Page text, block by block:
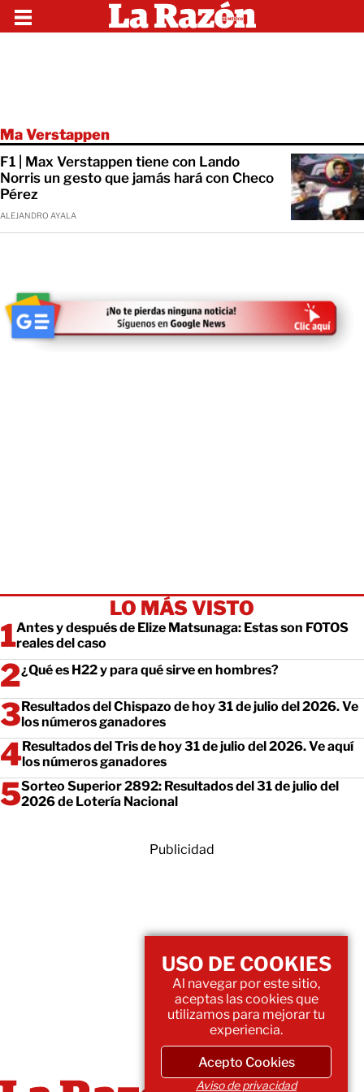
Ma Verstappen
F1 | Max Verstappen tiene con Lando
Norris un gesto que jamás hará con Checo
Pérez
ALEJANDRO AYALA
LO MÁS VISTO
Antes y después de Elize Matsunaga: Estas son FOTOS
reales del caso
¿Qué es H22 y para qué sirve en hombres?
Resultados del Chispazo de hoy 31 de julio del 2026. Ve
los números ganadores
Resultados del Tris de hoy 31 de julio del 2026. Ve aquí
los números ganadores
Sorteo Superior 2892: Resultados del 31 de julio del
2026 de Lotería Nacional
Publicidad
USO DE COOKIES
Al navegar por este sitio,
aceptas las cookies que
utilizamos para mejorar tu
experiencia.
Acepto Cookies
Aviso de privacidad